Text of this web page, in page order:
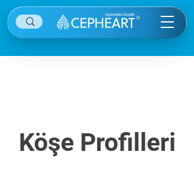
Köşe Profilleri